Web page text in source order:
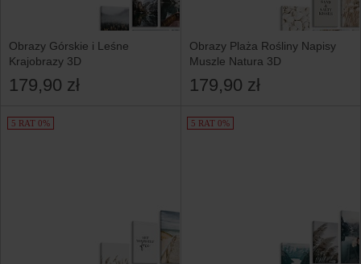
Obrazy Górskie i Leśne
Krajobrazy 3D
179,90 zł
Obrazy Plaża Rośliny Napisy
Muszle Natura 3D
179,90 zł
5 RAT 0% 5 RAT 0%